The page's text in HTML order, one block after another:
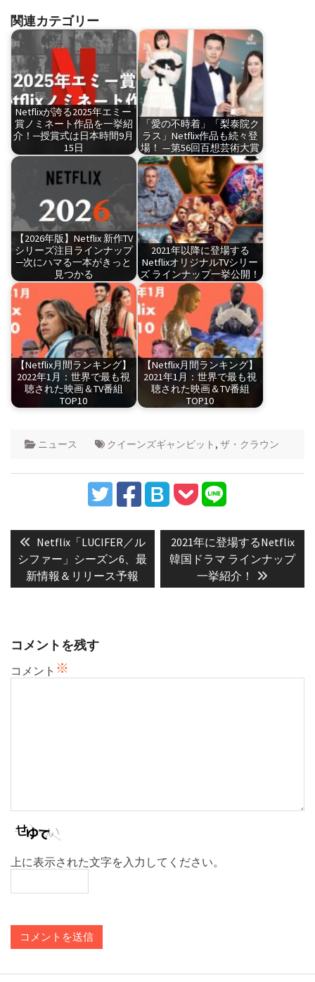
関連カテゴリー
Netflixが誇る2025年エミー
賞ノミネート作品を一挙紹
介！─授賞式は日本時間9月
15日
「愛の不時着」「梨泰院ク
ラス」Netflix作品も続々登
場！ —第56回百想芸術大賞
【2026年版】Netflix 新作TV
シリーズ注目ラインナップ
─次にハマる一本がきっと
見つかる
2021年以降に登場する
NetflixオリジナルTVシリー
ズ ラインナップ一挙公開！
【Netflix月間ランキング】
2022年1月：世界で最も視
聴された映画＆TV番組
TOP10
【Netflix月間ランキング】
2021年1月：世界で最も視
聴された映画＆TV番組
TOP10
ニュース クイーンズギャンビット , ザ・クラウン
稿
ナ
ョ
ン
Previous
post:
Netflix「LUCIFER／ル
シファー」シーズン6、最
新情報＆リリース予報
Next
post:
2021年に登場するNetflix
韓国ドラマ ラインナップ
一挙紹介！
コメントを残す
コメント ※
上に表示された文字を入力してください。